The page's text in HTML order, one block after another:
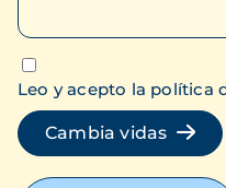
Leo y acepto la política
Cambia vidas